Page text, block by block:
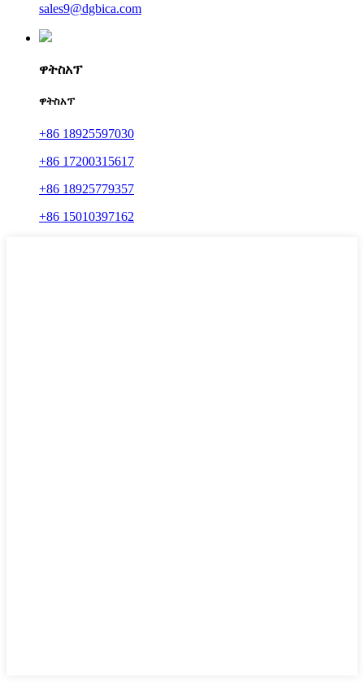
sales9@dgbica.com
ዋትስአፕ
ዋትስአፕ
+86 18925597030
+86 17200315617
+86 18925779357
+86 15010397162